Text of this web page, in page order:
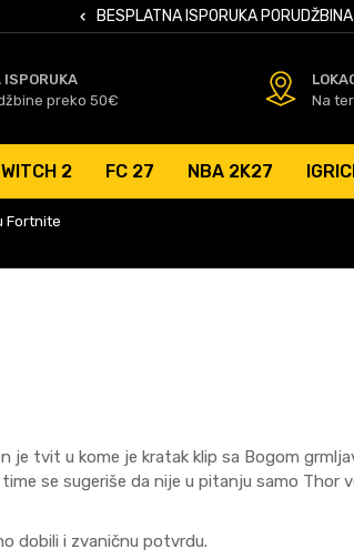
BESPLATNA ISPORUKA PORUDŽBINA
ISPORUKA
preko 50€
Na
2 FC 27 NBA 2K27
Fortnite
tvit u kome je kratak klip sa Bogom
se sugeriše da nije u pitanju samo Thor
dobili i zvaničnu potvrdu.